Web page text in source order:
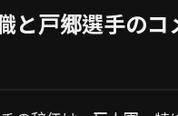
と戸郷選手のコ